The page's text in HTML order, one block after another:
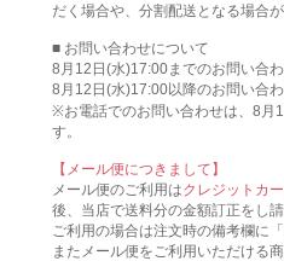
だく場合や、分割配送となる場合が
■ お問い合わせについて
8月12日(水)17:00までのお問い合
8月12日(水)17:00以降のお問い合
※お電話でのお問い合わせは、8月
す。
【メール便につきまして】
メール便のご利用はクレジットカ
後、当店で送料分の金額訂正をし請
ご利用の場合は注文時の備考欄に
またメール便をご利用いただける